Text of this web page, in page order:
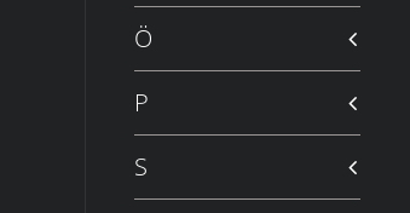
Ö
P
S